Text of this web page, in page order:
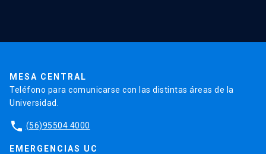
MESA CENTRAL
Teléfono para comunicarse con las distintas áreas de la
Universidad.
phone (56)95504 4000
EMERGENCIAS UC